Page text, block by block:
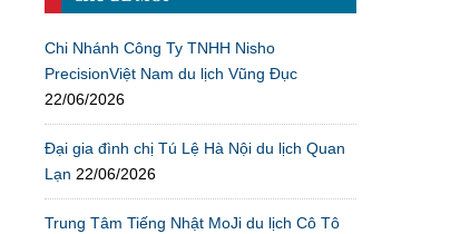
Chi Nhánh Công Ty TNHH Nisho
PrecisionViệt Nam du lịch Vũng Đục
22/06/2026
Đại gia đình chị Tú Lệ Hà Nội du lịch Quan
Lạn 22/06/2026
Trung Tâm Tiếng Nhật MoJi du lịch Cô Tô